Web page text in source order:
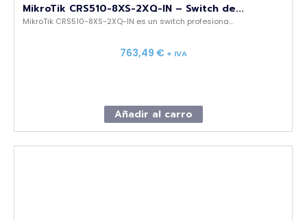
MikroTik CRS510-8XS-2XQ-IN – Switch de...
MikroTik CRS510-8XS-2XQ-IN es un switch profesiona...
763,49 € + IVA
Añadir al carro